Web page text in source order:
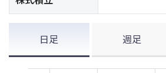
日足 週足